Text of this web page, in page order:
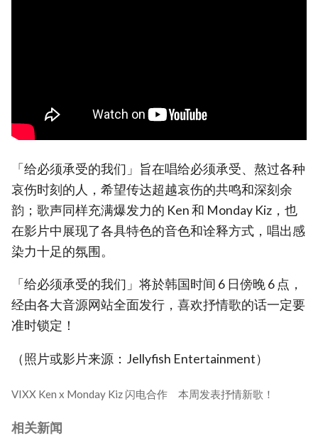
「给必须承受的我们」旨在唱给必须承受、熬过各种
哀伤时刻的人，希望传达超越哀伤的共鸣和深刻余
韵；歌声同样充满爆发力的 Ken 和 Monday Kiz，也
在影片中展现了各具特色的音色和诠释方式，唱出感
染力十足的氛围。
「给必须承受的我们」将於韩国时间 6 日傍晚 6 点，
经由各大音源网站全面发行，喜欢抒情歌的话一定要
准时锁定！
（照片或影片来源：Jellyfish Entertainment）
VIXX Ken x Monday Kiz 闪电合作 本周发表抒情新歌！
相关新闻